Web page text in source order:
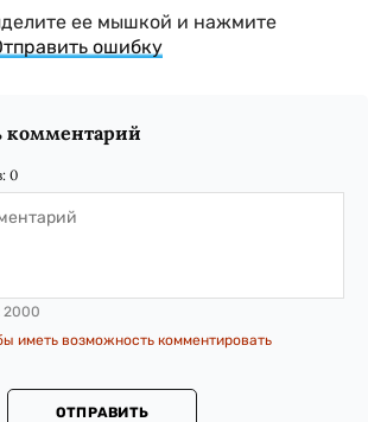
ее мышкой и нажмите
ошибку
комментарий
0
2000
иметь возможность комментировать
ОТПРАВИТЬ